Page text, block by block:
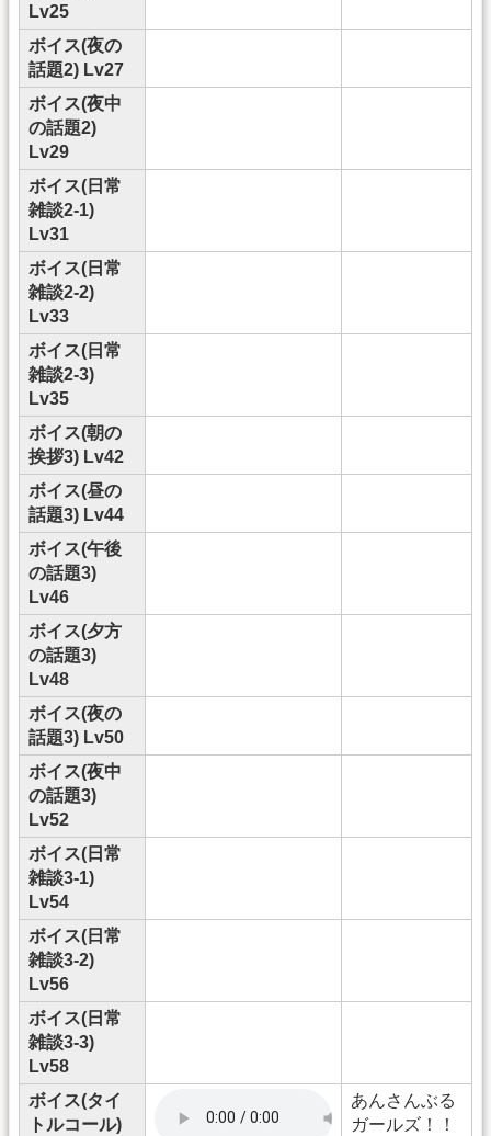
Lv25
ボイス(夜の
話題2) Lv27
ボイス(夜中
の話題2)
Lv29
ボイス(日常
雑談2-1)
Lv31
ボイス(日常
雑談2-2)
Lv33
ボイス(日常
雑談2-3)
Lv35
ボイス(朝の
挨拶3) Lv42
ボイス(昼の
話題3) Lv44
ボイス(午後
の話題3)
Lv46
ボイス(夕方
の話題3)
Lv48
ボイス(夜の
話題3) Lv50
ボイス(夜中
の話題3)
Lv52
ボイス(日常
雑談3-1)
Lv54
ボイス(日常
雑談3-2)
Lv56
ボイス(日常
雑談3-3)
Lv58
ボイス(タイ
トルコール)
あんさんぶる
ガールズ！！